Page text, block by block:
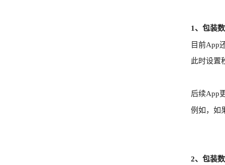
1、包装
目前App
此时设置
后续App
例如，如
2、包装